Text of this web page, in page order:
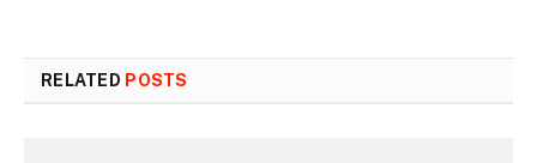
RELATED POSTS